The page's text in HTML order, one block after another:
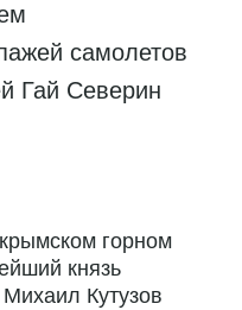
самолетов
Гай Северин
горном
князь
Кутузов